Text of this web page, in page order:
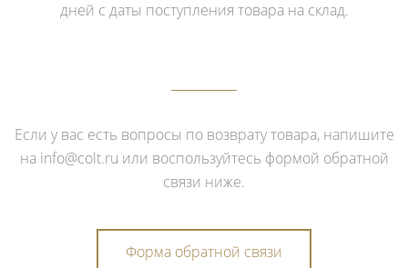
дней с даты поступления товара на склад.
Если у вас есть вопросы по возврату товара, напишите
на info@colt.ru или воспользуйтесь формой обратной
связи ниже.
Форма обратной связи